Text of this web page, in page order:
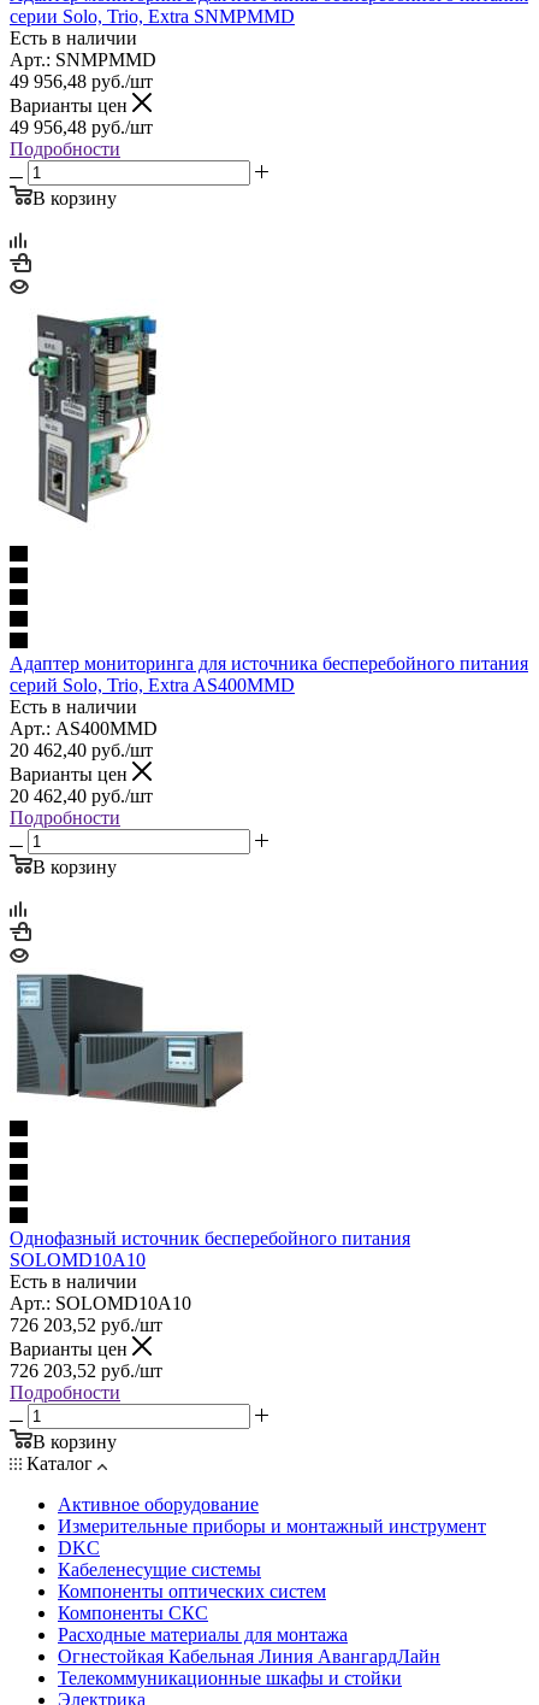
серии Solo, Trio, Extra SNMPMMD
Есть в наличии
Арт.: SNMPMMD
49 956,48 руб./шт
Варианты цен
49 956,48 руб./шт
Подробности
В корзину
Адаптер мониторинга для источника бесперебойного питания
серий Solo, Trio, Extra AS400MMD
Есть в наличии
Арт.: AS400MMD
20 462,40 руб./шт
Варианты цен
20 462,40 руб./шт
Подробности
В корзину
Однофазный источник бесперебойного питания
SOLOMD10A10
Есть в наличии
Арт.: SOLOMD10A10
726 203,52 руб./шт
Варианты цен
726 203,52 руб./шт
Подробности
В корзину
Каталог
Активное оборудование
Измерительные приборы и монтажный инструмент
DKC
Кабеленесущие системы
Компоненты оптических систем
Компоненты СКС
Расходные материалы для монтажа
Огнестойкая Кабельная Линия АвангардЛайн
Телекоммуникационные шкафы и стойки
Электрика